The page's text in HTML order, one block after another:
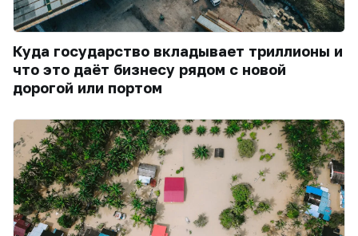
Куда государство вкладывает триллионы и
что это даёт бизнесу рядом с новой
дорогой или портом